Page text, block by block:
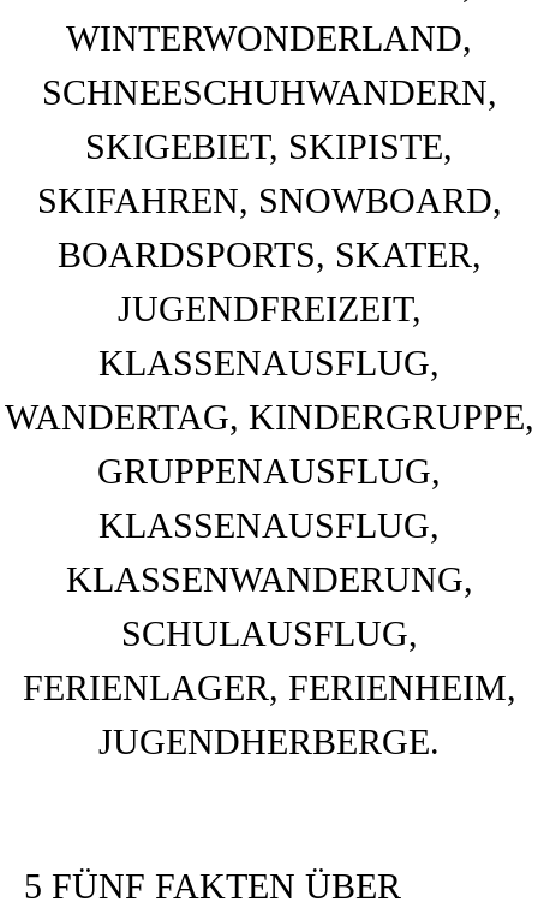
BAHNHOF GAMBURG
Ferienwohnung und Eventsaal im Taubertal
5 FÜNF FAKTEN ÜBER